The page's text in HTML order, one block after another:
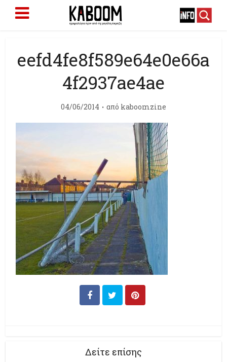
eefd4fe8f589e64e0e66a
4f2937ae4ae
04/06/2014 από kaboomzine
Δείτε επίσης